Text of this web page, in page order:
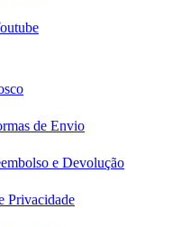
de Envio
e Devolução
Privacidade